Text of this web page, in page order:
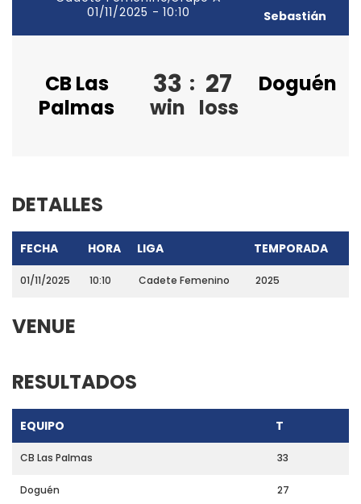
01/11/2025 - 10:10
Sebastián
CB Las
Palmas
33
win
: 27
loss
Doguén
DETALLES
FECHA HORA LIGA TEMPORADA
01/11/2025 10:10 Cadete Femenino 2025
VENUE
RESULTADOS
EQUIPO T
CB Las Palmas 33
Doguén 27